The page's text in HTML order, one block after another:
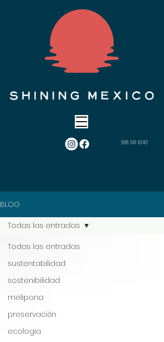
998 341 6140
BLOG
Todas las entradas
sustentabilidad
sostenibilidad
melipona
preservación
ecologia
Todas las entradas